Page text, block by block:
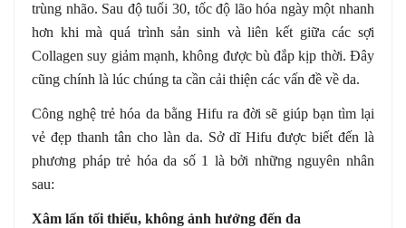
trùng nhão. Sau độ tuổi 30, tốc độ lão hóa ngày một nhanh
hơn khi mà quá trình sản sinh và liên kết giữa các sợi
Collagen suy giảm mạnh, không được bù đắp kịp thời. Đây
cũng chính là lúc chúng ta cần cải thiện các vấn đề về da.
Công nghệ trẻ hóa da bằng Hifu ra đời sẽ giúp bạn tìm lại
vẻ đẹp thanh tân cho làn da. Sở dĩ Hifu được biết đến là
phương pháp trẻ hóa da số 1 là bởi những nguyên nhân
sau:
Xâm lấn tối thiểu, không ảnh hưởng đến da